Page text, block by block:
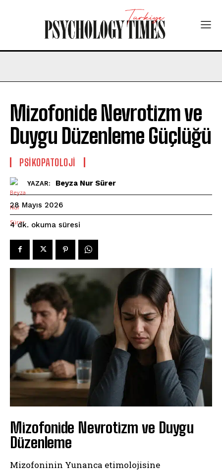
Mizofonide Nevrotizm ve
Duygu Düzenleme Güçlüğü
PSIKOPATOLOJI
YAZAR: Beyza Nur Sürer
28 Mayıs 2026
4dk. okuma süresi
Mizofonide Nevrotizm ve Duygu
Düzenleme
Mizofoninin Yunanca etimolojisine